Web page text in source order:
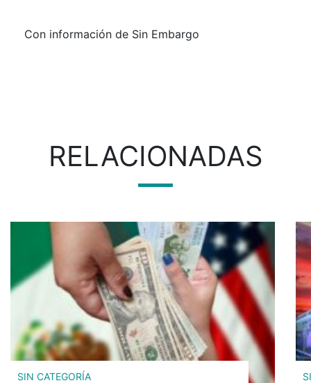
Con información de Sin Embargo
RELACIONADAS
SIN CATEGORÍA